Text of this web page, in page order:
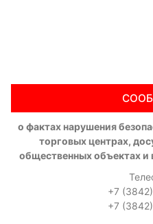
о фактах нарушения
торговых центрах,
общественных объектах и
+7
+7